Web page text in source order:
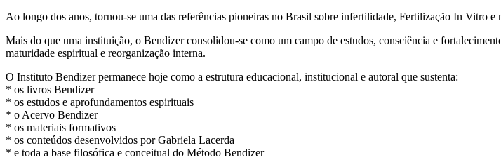
Ao longo dos anos, tornou-se uma das referências pioneiras no Brasil sobre infertilidade, Fertilização In Vitro e
Mais do que uma instituição, o Bendizer consolidou-se como um campo de estudos, consciência e
maturidade espiritual e reorganização interna.
O Instituto Bendizer permanece hoje como a estrutura educacional, institucional e autoral que sustenta:
* os livros Bendizer
* os estudos e aprofundamentos espirituais
* o Acervo Bendizer
* os materiais formativos
* os conteúdos desenvolvidos por Gabriela Lacerda
* e toda a base filosófica e conceitual do Método Bendizer